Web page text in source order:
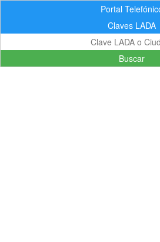
Portal
Claves LADA
Buscar